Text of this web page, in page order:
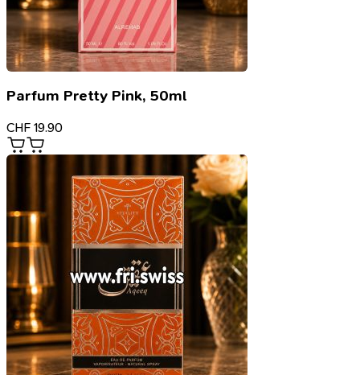
Parfum Pretty Pink, 50ml
CHF 19.90